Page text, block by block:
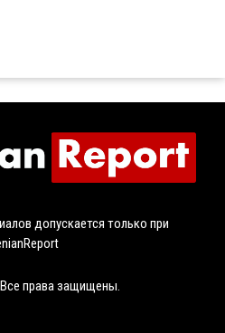
допускается только при
права защищены.